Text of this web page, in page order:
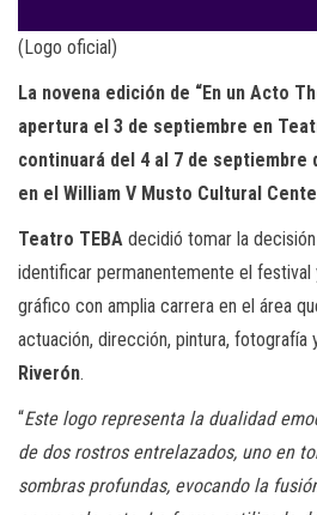
(Logo oficial)
La novena edición de “En un Acto
apertura el 3 de septiembre en
continuará del 4 al 7 de septiembre
en el William V Musto Cultural
Teatro TEBA decidió tomar la
identificar permanentemente el festival
gráfico con amplia carrera en el área
actuación, dirección, pintura, fotografía
Riverón.
“Este logo representa la dualidad
de dos rostros entrelazados, uno en
sombras profundas, evocando la